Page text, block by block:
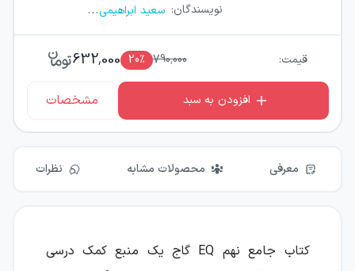
نویسندگان: سعید ابراهیمی...
قیمت: 790,000
20٪ 632,000
افزودن به سبد مشخصات
معرفی محصولات مشابه نظرات
کتاب جامع نهم EQ گاج یک منبع کمک درسی